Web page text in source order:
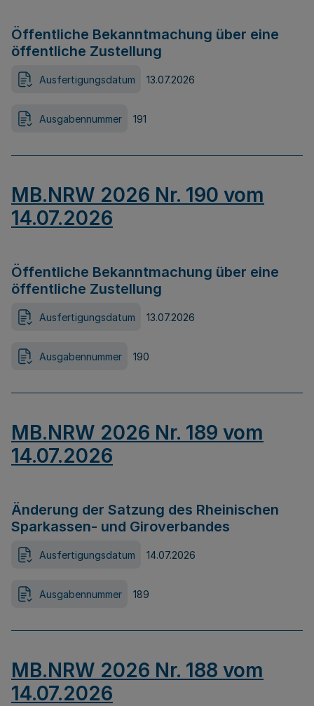
Öffentliche Bekanntmachung über eine
öffentliche Zustellung
Ausfertigungsdatum 13.07.2026
Ausgabennummer 191
MB.NRW 2026 Nr. 190 vom
14.07.2026
Öffentliche Bekanntmachung über eine
öffentliche Zustellung
Ausfertigungsdatum 13.07.2026
Ausgabennummer 190
MB.NRW 2026 Nr. 189 vom
14.07.2026
Änderung der Satzung des Rheinischen
Sparkassen- und Giroverbandes
Ausfertigungsdatum 14.07.2026
Ausgabennummer 189
MB.NRW 2026 Nr. 188 vom
14.07.2026